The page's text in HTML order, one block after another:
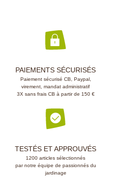
PAIEMENTS SÉCURISÉS
Paiement sécurisé CB, Paypal,
virement, mandat administratif
3X sans frais CB à partir de 150 €
TESTÉS ET APPROUVÉS
1200 articles sélectionnés
par notre équipe de passionnés du
jardinage